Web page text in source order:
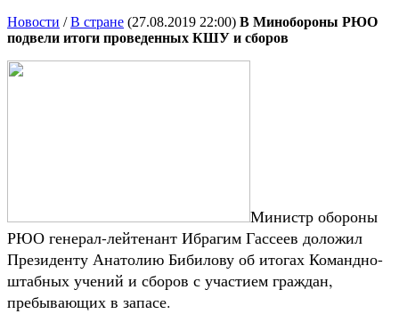
Новости /В стране (27.08.2019 22:00) В Минобороны РЮО
подвели итоги проведенных КШУ и сборов
Министр обороны
РЮО генерал-лейтенант Ибрагим Гассеев доложил
Президенту Анатолию Бибилову об итогах Командно-
штабных учений и сборов с участием граждан,
пребывающих в запасе.